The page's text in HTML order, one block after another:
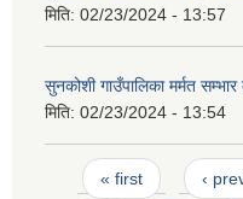
मिति: 02/23/2024 - 13:57
सुनकोशी गाउँपालिका मर्मत
मिति: 02/23/2024 - 13:54
Pages
« first ‹